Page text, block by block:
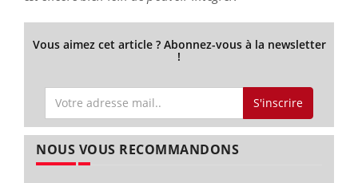
Vous aimez cet article ? Abonnez-vous à la newsletter
!
S'inscrire
NOUS VOUS RECOMMANDONS